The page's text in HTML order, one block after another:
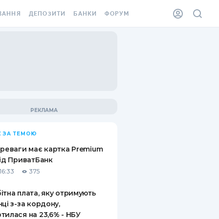
ВІНЬЄТКА
ВІД
ВИПАДКІВ
ДЕПОЗИТИ
ПИТАННЯ ТА ВІДПОВІДІ
ПУТІВНИКИ ПО
БАНКИ ФОРУМ
ЗА ТЕМОЮ
має картка Premium
ПриватБанк
375
плата, яку отримують
з-за кордону,
на 23,6% - НБУ